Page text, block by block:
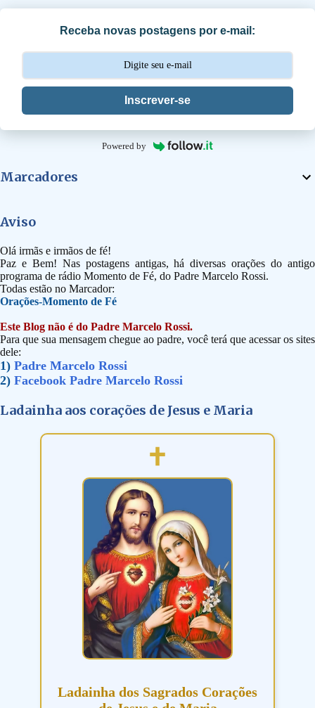
s
Receba novas postagens por e-mail:
Inscrever-se
Powered by
Marcadores
Aviso
Olá irmãs e irmãos de fé!
Paz e Bem! Nas postagens antigas, há diversas orações do antigo
programa de rádio Momento de Fé, do Padre Marcelo Rossi.
Todas estão no Marcador:
Orações-Momento de Fé
Este Blog não é do Padre Marcelo Rossi.
Para que sua mensagem chegue ao padre, você terá que acessar os sites
dele:
1) Padre Marcelo Rossi
2) Facebook Padre Marcelo Rossi
Ladainha aos corações de Jesus e Maria
Ladainha dos Sagrados Corações